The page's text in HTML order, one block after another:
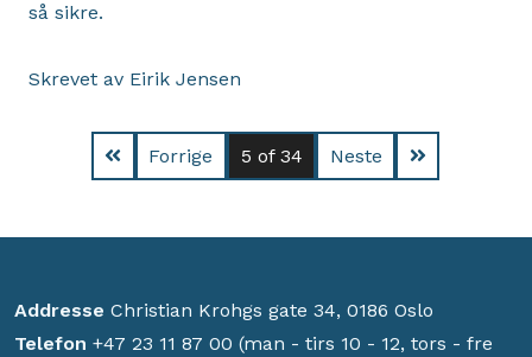
så sikre.
Skrevet av Eirik Jensen
Forrige 5 of 34 Neste
Addresse Christian Krohgs gate 34, 0186 Oslo
Telefon +47 23 11 87 00 (man - tirs 10 - 12, tors - fre